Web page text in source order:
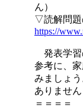
ん）
▽読解問題
https://
発表学習
参考に、
みましょ
ありません
＝＝＝＝